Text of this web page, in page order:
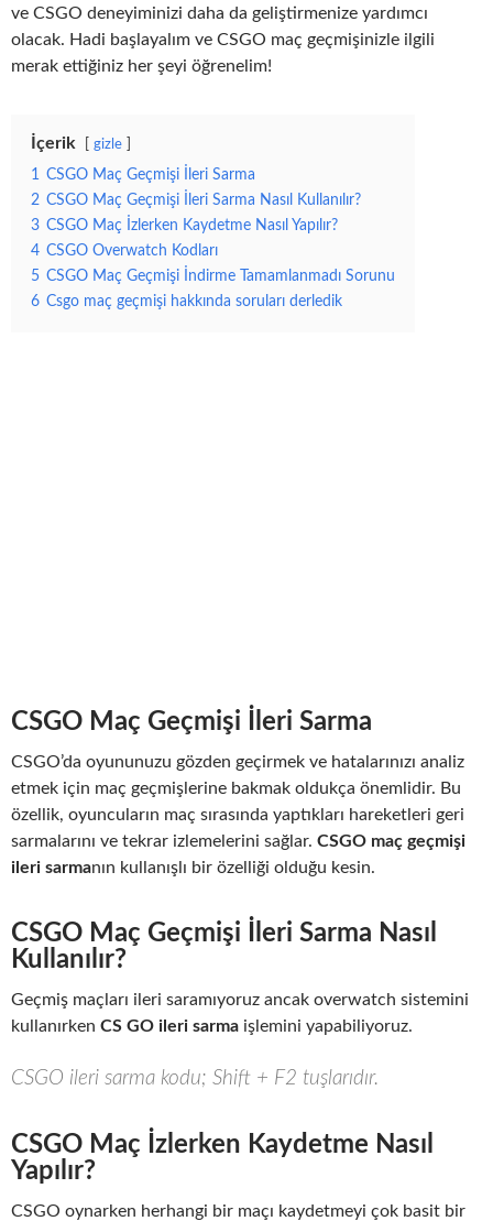
ve CSGO deneyiminizi daha da geliştirmenize yardımcı
olacak. Hadi başlayalım ve CSGO maç geçmişinizle ilgili
merak ettiğiniz her şeyi öğrenelim!
İçerik gizle
1
CSGO Maç Geçmişi İleri Sarma
2 CSGO Maç Geçmişi İleri Sarma Nasıl Kullanılır?
3 CSGO Maç İzlerken Kaydetme Nasıl Yapılır?
4 CSGO Overwatch Kodları
5 CSGO Maç Geçmişi İndirme Tamamlanmadı Sorunu
6 Csgo maç geçmişi hakkında soruları derledik
CSGO Maç Geçmişi İleri Sarma
CSGO’da oyununuzu gözden geçirmek ve hatalarınızı analiz
etmek için maç geçmişlerine bakmak oldukça önemlidir. Bu
özellik, oyuncuların maç sırasında yaptıkları hareketleri geri
sarmalarını ve tekrar izlemelerini sağlar. CSGO maç geçmişi
ileri sarmanın kullanışlı bir özelliği olduğu kesin.
CSGO Maç Geçmişi İleri Sarma Nasıl
Kullanılır?
Geçmiş maçları ileri saramıyoruz ancak overwatch sistemini
kullanırken CS GO ileri sarma işlemini yapabiliyoruz.
CSGO ileri sarma kodu; Shift + F2 tuşlarıdır.
CSGO Maç İzlerken Kaydetme Nasıl
Yapılır?
CSGO oynarken herhangi bir maçı kaydetmeyi çok basit bir